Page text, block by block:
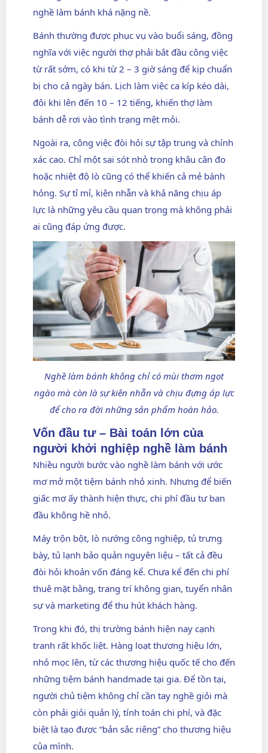
nghề làm bánh khá nặng nề.
Bánh thường được phục vụ vào buổi sáng, đồng
nghĩa với việc người thợ phải bắt đầu công việc
từ rất sớm, có khi từ 2 – 3 giờ sáng để kịp chuẩn
bị cho cả ngày bán. Lịch làm việc ca kíp kéo dài,
đôi khi lên đến 10 – 12 tiếng, khiến thợ làm
bánh dễ rơi vào tình trạng mệt mỏi.
Ngoài ra, công việc đòi hỏi sự tập trung và chính
xác cao. Chỉ một sai sót nhỏ trong khâu cân đo
hoặc nhiệt độ lò cũng có thể khiến cả mẻ bánh
hỏng. Sự tỉ mỉ, kiên nhẫn và khả năng chịu áp
lực là những yêu cầu quan trọng mà không phải
ai cũng đáp ứng được.
Nghề làm bánh không chỉ có mùi thơm ngọt
ngào mà còn là sự kiên nhẫn và chịu đựng áp lực
để cho ra đời những sản phẩm hoàn hảo.
Vốn đầu tư – Bài toán lớn của
người khởi nghiệp nghề làm bánh
Nhiều người bước vào nghề làm bánh với ước
mơ mở một tiệm bánh nhỏ xinh. Nhưng để biến
giấc mơ ấy thành hiện thực, chi phí đầu tư ban
đầu không hề nhỏ.
Máy trộn bột, lò nướng công nghiệp, tủ trưng
bày, tủ lạnh bảo quản nguyên liệu – tất cả đều
đòi hỏi khoản vốn đáng kể. Chưa kể đến chi phí
thuê mặt bằng, trang trí không gian, tuyển nhân
sự và marketing để thu hút khách hàng.
Trong khi đó, thị trường bánh hiện nay cạnh
tranh rất khốc liệt. Hàng loạt thương hiệu lớn,
nhỏ mọc lên, từ các thương hiệu quốc tế cho đến
những tiệm bánh handmade tại gia. Để tồn tại,
người chủ tiệm không chỉ cần tay nghề giỏi mà
còn phải giỏi quản lý, tính toán chi phí, và đặc
biệt là tạo được “bản sắc riêng” cho thương hiệu
của mình.